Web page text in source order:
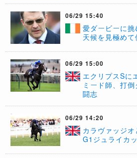
06/29 15:40
愛ダービーに挑
天候を見極め
06/29 15:00
エクリプスSに
ミード師、打
闘志
06/29 14:20
カラヴァッジオ
G1ジュライカ